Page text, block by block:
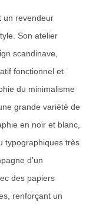
un revendeur
Son atelier
scandinave,
fonctionnel et
du minimalisme
grande variété de
en noir et blanc,
typographiques très
d’un
des papiers
renforçant un